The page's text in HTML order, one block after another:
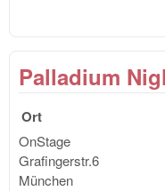
Palladium
Ort
OnStage
Grafingerstr.6
München